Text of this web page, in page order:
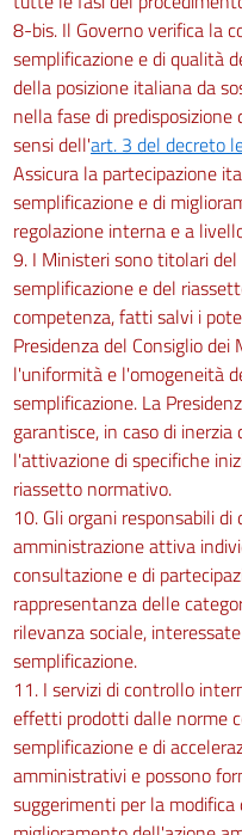
8-bis. Il Governo verifica la
semplificazione e di qualità
della posizione italiana da
nella fase di
sensi dell'art. 3 del decreto
Assicura la partecipazione
semplificazione e di
regolazione interna e a
9. I Ministeri sono titolari
semplificazione e del
competenza, fatti salvi i
Presidenza del Consiglio
l'uniformità e l'omogeneità
semplificazione. La
garantisce, in caso di
l'attivazione di specifiche
riassetto normativo.
10. Gli organi responsabili
amministrazione attiva
consultazione e di
rappresentanza delle
rilevanza sociale,
semplificazione.
11. I servizi di controllo
effetti prodotti dalle norme
semplificazione e di
amministrativi e possono
suggerimenti per la